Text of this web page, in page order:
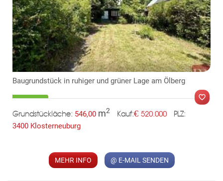
Baugrundstück in ruhiger und grüner Lage am Ölberg
Grundstückläche: 546,00 m2 Kauf:€ 520.000 PLZ:
3400 Klosterneuburg
MEHR INFO @ E-MAIL SENDEN